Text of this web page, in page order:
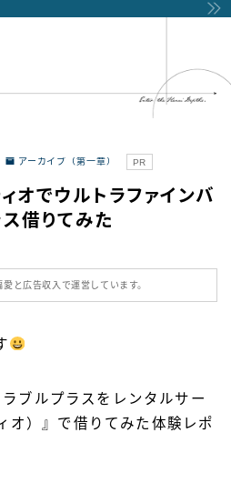
アーカイブ（第一章） PR
ィオでウルトラファインバ
借りてみた
と広告収入で運営しています。
ブルプラスをレンタルサー
オ）』で借りてみた体験レポ